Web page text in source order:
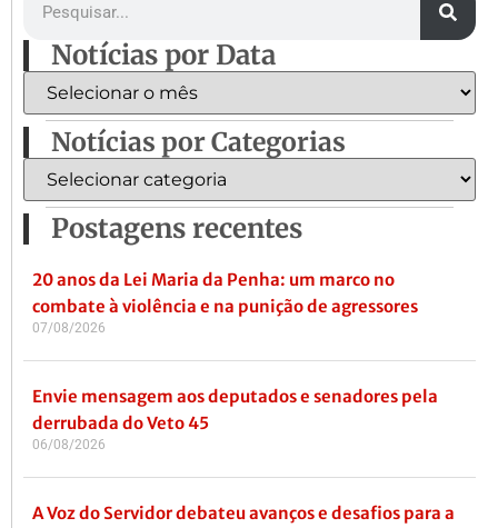
Notícias por Data
Notícias por Categorias
Postagens recentes
20 anos da Lei Maria da Penha: um marco no
combate à violência e na punição de agressores
07/08/2026
Envie mensagem aos deputados e senadores pela
derrubada do Veto 45
06/08/2026
A Voz do Servidor debateu avanços e desafios para a